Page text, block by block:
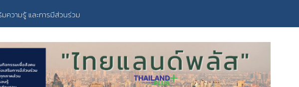
ความรู้ และการมีส่วนร่วม